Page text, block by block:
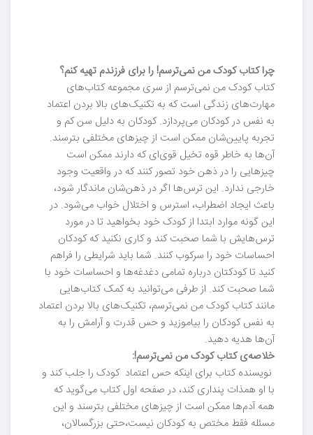
چرا کتاب کودک من نمی‌ترسم! را برای فرزندم تهیه کنم؟
کتاب کودک من نمی‌ترسم از سری مجموعه کتاب‌های
مهارت‌های زندگی است که به تکنیک‌های بالا بردن اعتماد
به نفس در کودکان می‌پردازد. کودکان به دلیل سن کم و
تجربه پایین‌شان ممکن است از چیزهای مختلفی بترسند.
آن‌ها به خاطر قوه تخیل قوی‌ای که دارند ممکن است
چیزهایی را در ذهن خود تصور کنند که در واقعیت وجود
خارجی ندارد. این ترس‌ها اگر در ذهن‌شان ماندگار شود،
باعث ایجاد اضطراب، استرس و اختلال‌ خواب می‌شود. در
این گونه موارد ابتدا از کودک خود بخواهید تا در مورد
ترس‌هایش با شما صحبت کند و کاری نکنید که کودکان
احساسات خود را سرکوب کنند. شما باید شرایطی را فراهم
کنید تا کودکتان درباره تمامی دغدغه‌ها و احساسات خود با
شما صحبت کند. از طرفی می‌توانید به کمک کتاب‌هایی
مانند کتاب کودک من نمی‌ترسم، تکنیک‌های بالا بردن اعتماد
به نفس کودکان را بیاموزید و حس قدرت و آرامش را به
آن‌ها هدیه دهید.
خلاصه‌ی کتاب کودک من نمی‌ترسم!:
نویسنده کتاب برای اینکه حس اعتماد کودک را جلب کند و
با او همذات پنداری کند‌، در صفحه اول کتاب می‌گوید که
همه آدم‌ها ممکن است از چیزهای مختلفی بترسند و این
مسئله فقط مختص به کودکان نیست،حتی بزرگسالان،